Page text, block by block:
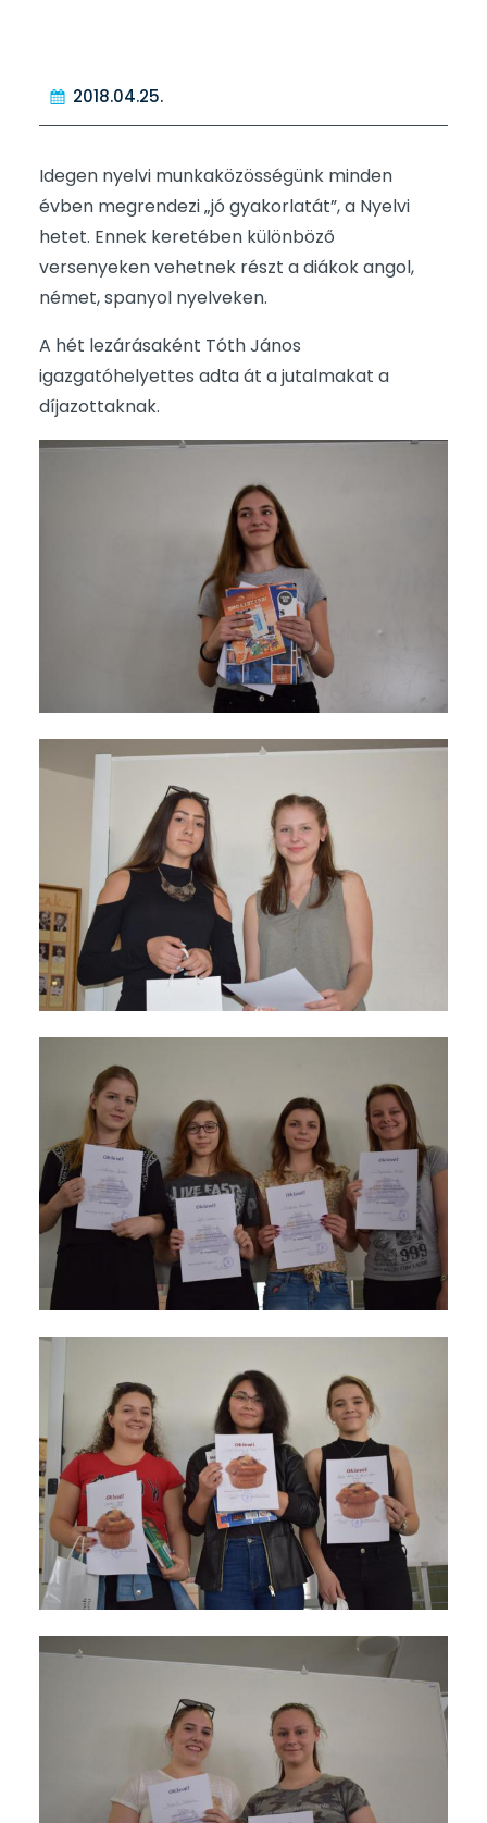
2018.04.25.
Idegen nyelvi munkaközösségünk minden
évben megrendezi „jó gyakorlatát”, a Nyelvi
hetet. Ennek keretében különböző
versenyeken vehetnek részt a diákok angol,
német, spanyol nyelveken.
A hét lezárásaként Tóth János
igazgatóhelyettes adta át a jutalmakat a
díjazottaknak.